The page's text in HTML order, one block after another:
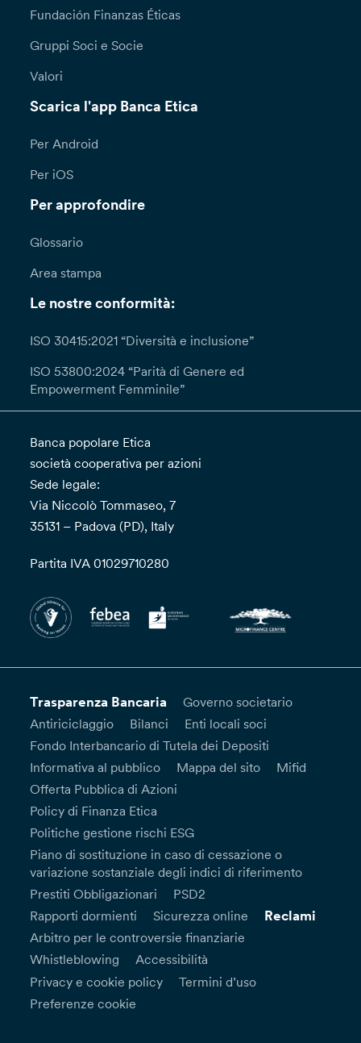
Fundación Finanzas Éticas
Gruppi Soci e Socie
Valori
Scarica l'app Banca Etica
Per Android
Per iOS
Per approfondire
Glossario
Area stampa
Le nostre conformità:
ISO 30415:2021 “Diversità e inclusione”
ISO 53800:2024 “Parità di Genere ed
Empowerment Femminile”
Banca popolare Etica
società cooperativa per azioni
Sede legale:
Via Niccolò Tommaseo, 7
35131 – Padova (PD), Italy
Partita IVA 01029710280
Trasparenza Bancaria
Governo societario
Antiriciclaggio
Bilanci
Enti locali soci
Fondo Interbancario di Tutela dei Depositi
Informativa al pubblico
Mappa del sito
Mifid
Offerta Pubblica di Azioni
Policy di Finanza Etica
Politiche gestione rischi ESG
Piano di sostituzione in caso di cessazione o
variazione sostanziale degli indici di riferimento
Prestiti Obbligazionari
PSD2
Rapporti dormienti
Sicurezza online Reclami
Arbitro per le controversie finanziarie
Whistleblowing
Accessibilità
Privacy e cookie policy
Termini d’uso
Preferenze cookie